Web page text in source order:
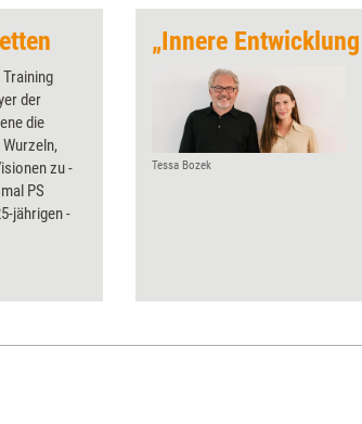
der
die
zu
PS
jährigen
Tessa Bozek